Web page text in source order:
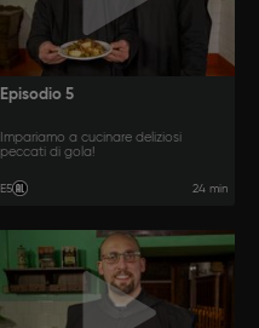
Episodio 5
Impariamo a cucinare deliziosi
peccati di gola!
E5 24 min